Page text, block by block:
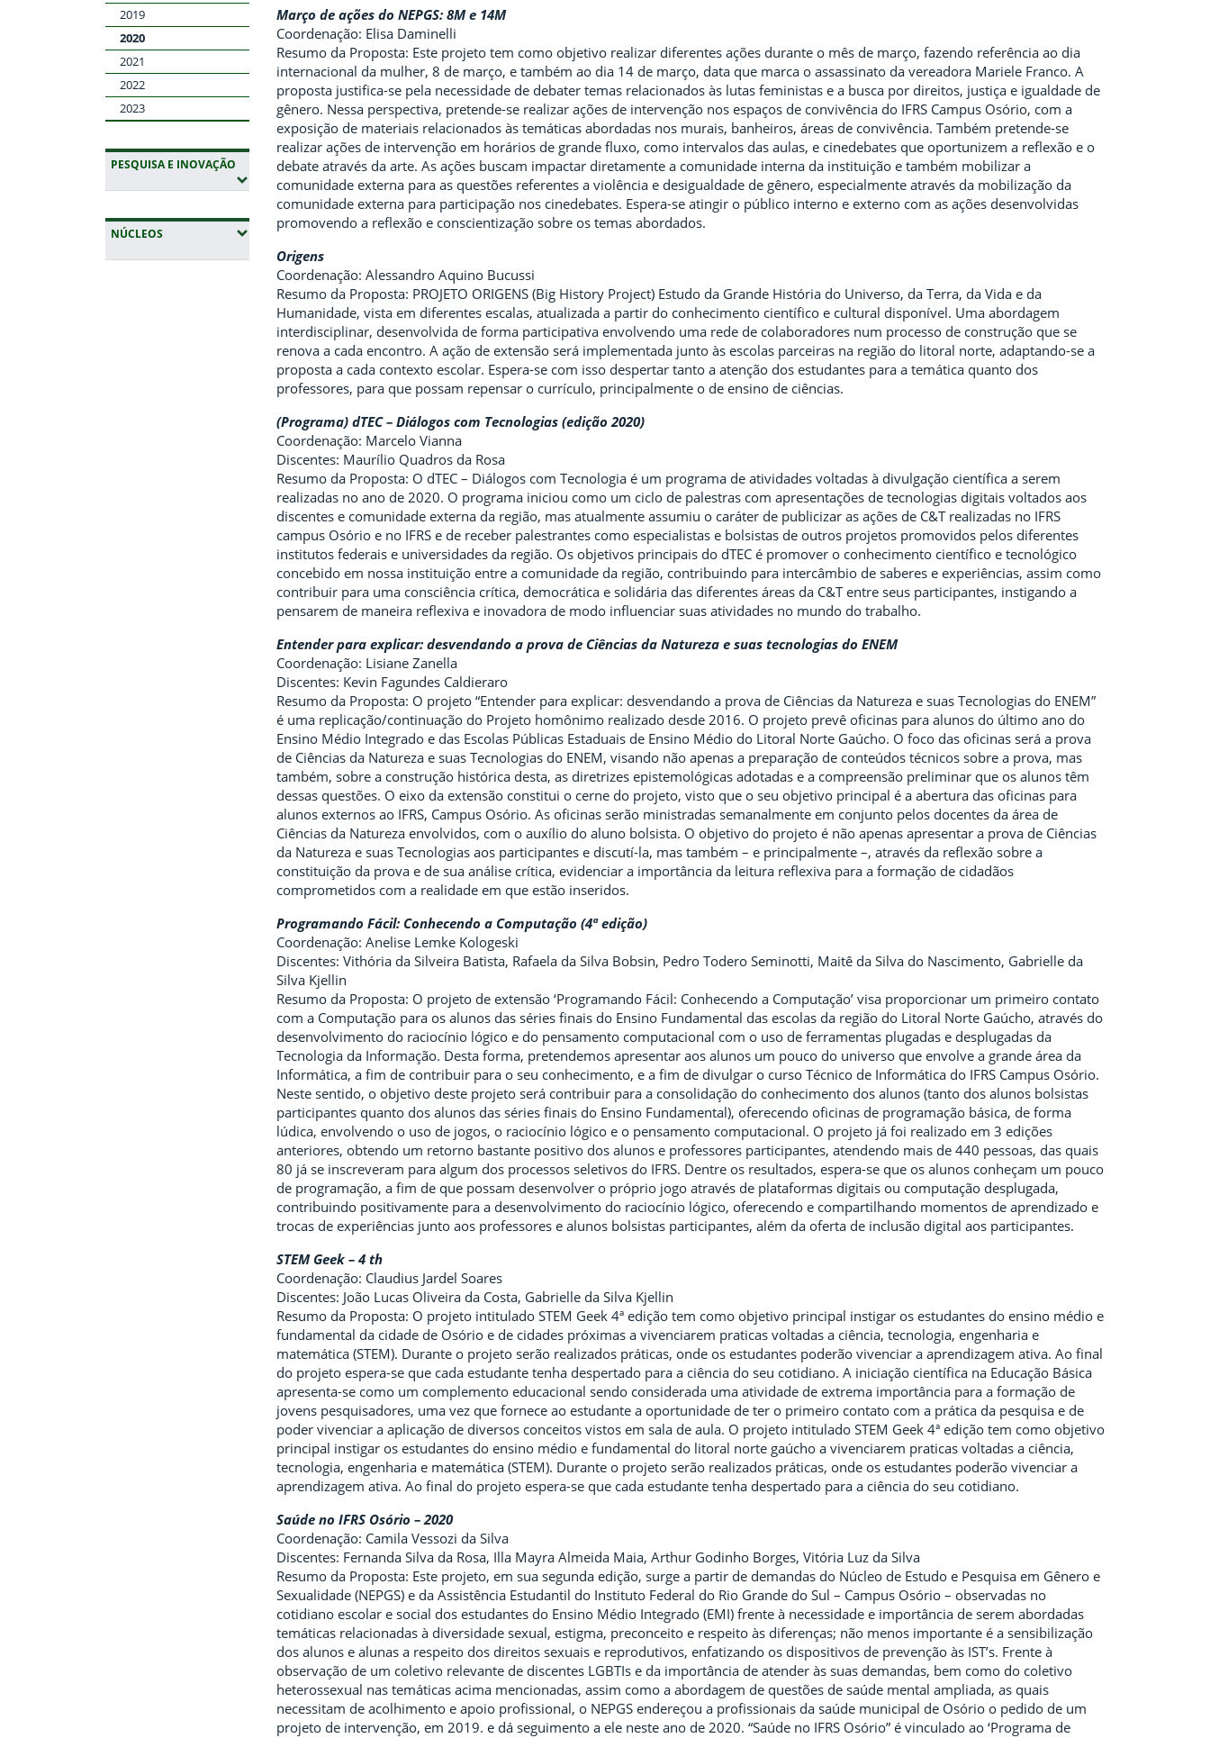
2019
2020
2021
2022
2023
PESQUISA E INOVAÇÃO (EXPANDIR SUBMENUS)
NÚCLEOS (EXPANDIR SUBMENUS)
Março de ações do NEPGS: 8M e 14M
Coordenação: Elisa Daminelli
Resumo da Proposta: Este projeto tem como objetivo realizar diferentes ações durante o mês de março, fazendo referência ao dia
internacional da mulher, 8 de março, e também ao dia 14 de março, data que marca o assassinato da vereadora Mariele Franco. A
proposta justifica-se pela necessidade de debater temas relacionados às lutas feministas e a busca por direitos, justiça e igualdade de
gênero. Nessa perspectiva, pretende-se realizar ações de intervenção nos espaços de convivência do IFRS Campus Osório, com a
exposição de materiais relacionados às temáticas abordadas nos murais, banheiros, áreas de convivência. Também pretende-se
realizar ações de intervenção em horários de grande fluxo, como intervalos das aulas, e cinedebates que oportunizem a reflexão e o
debate através da arte. As ações buscam impactar diretamente a comunidade interna da instituição e também mobilizar a
comunidade externa para as questões referentes a violência e desigualdade de gênero, especialmente através da mobilização da
comunidade externa para participação nos cinedebates. Espera-se atingir o público interno e externo com as ações desenvolvidas
promovendo a reflexão e conscientização sobre os temas abordados.
Origens
Coordenação: Alessandro Aquino Bucussi
Resumo da Proposta: PROJETO ORIGENS (Big History Project) Estudo da Grande História do Universo, da Terra, da Vida e da
Humanidade, vista em diferentes escalas, atualizada a partir do conhecimento científico e cultural disponível. Uma abordagem
interdisciplinar, desenvolvida de forma participativa envolvendo uma rede de colaboradores num processo de construção que se
renova a cada encontro. A ação de extensão será implementada junto às escolas parceiras na região do litoral norte, adaptando-se a
proposta a cada contexto escolar. Espera-se com isso despertar tanto a atenção dos estudantes para a temática quanto dos
professores, para que possam repensar o currículo, principalmente o de ensino de ciências.
(Programa) dTEC – Diálogos com Tecnologias (edição 2020)
Coordenação: Marcelo Vianna
Discentes: Maurílio Quadros da Rosa
Resumo da Proposta: O dTEC – Diálogos com Tecnologia é um programa de atividades voltadas à divulgação científica a serem
realizadas no ano de 2020. O programa iniciou como um ciclo de palestras com apresentações de tecnologias digitais voltados aos
discentes e comunidade externa da região, mas atualmente assumiu o caráter de publicizar as ações de C&T realizadas no IFRS
campus Osório e no IFRS e de receber palestrantes como especialistas e bolsistas de outros projetos promovidos pelos diferentes
institutos federais e universidades da região. Os objetivos principais do dTEC é promover o conhecimento científico e tecnológico
concebido em nossa instituição entre a comunidade da região, contribuindo para intercâmbio de saberes e experiências, assim como
contribuir para uma consciência crítica, democrática e solidária das diferentes áreas da C&T entre seus participantes, instigando a
pensarem de maneira reflexiva e inovadora de modo influenciar suas atividades no mundo do trabalho.
Entender para explicar: desvendando a prova de Ciências da Natureza e suas tecnologias do ENEM
Coordenação: Lisiane Zanella
Discentes: Kevin Fagundes Caldieraro
Resumo da Proposta: O projeto “Entender para explicar: desvendando a prova de Ciências da Natureza e suas Tecnologias do ENEM”
é uma replicação/continuação do Projeto homônimo realizado desde 2016. O projeto prevê oficinas para alunos do último ano do
Ensino Médio Integrado e das Escolas Públicas Estaduais de Ensino Médio do Litoral Norte Gaúcho. O foco das oficinas será a prova
de Ciências da Natureza e suas Tecnologias do ENEM, visando não apenas a preparação de conteúdos técnicos sobre a prova, mas
também, sobre a construção histórica desta, as diretrizes epistemológicas adotadas e a compreensão preliminar que os alunos têm
dessas questões. O eixo da extensão constitui o cerne do projeto, visto que o seu objetivo principal é a abertura das oficinas para
alunos externos ao IFRS, Campus Osório. As oficinas serão ministradas semanalmente em conjunto pelos docentes da área de
Ciências da Natureza envolvidos, com o auxílio do aluno bolsista. O objetivo do projeto é não apenas apresentar a prova de Ciências
da Natureza e suas Tecnologias aos participantes e discutí-la, mas também – e principalmente –, através da reflexão sobre a
constituição da prova e de sua análise crítica, evidenciar a importância da leitura reflexiva para a formação de cidadãos
comprometidos com a realidade em que estão inseridos.
Programando Fácil: Conhecendo a Computação (4ª edição)
Coordenação: Anelise Lemke Kologeski
Discentes: Vithória da Silveira Batista, Rafaela da Silva Bobsin, Pedro Todero Seminotti, Maitê da Silva do Nascimento, Gabrielle da
Silva Kjellin
Resumo da Proposta: O projeto de extensão ‘Programando Fácil: Conhecendo a Computação’ visa proporcionar um primeiro contato
com a Computação para os alunos das séries finais do Ensino Fundamental das escolas da região do Litoral Norte Gaúcho, através do
desenvolvimento do raciocínio lógico e do pensamento computacional com o uso de ferramentas plugadas e desplugadas da
Tecnologia da Informação. Desta forma, pretendemos apresentar aos alunos um pouco do universo que envolve a grande área da
Informática, a fim de contribuir para o seu conhecimento, e a fim de divulgar o curso Técnico de Informática do IFRS Campus Osório.
Neste sentido, o objetivo deste projeto será contribuir para a consolidação do conhecimento dos alunos (tanto dos alunos bolsistas
participantes quanto dos alunos das séries finais do Ensino Fundamental), oferecendo oficinas de programação básica, de forma
lúdica, envolvendo o uso de jogos, o raciocínio lógico e o pensamento computacional. O projeto já foi realizado em 3 edições
anteriores, obtendo um retorno bastante positivo dos alunos e professores participantes, atendendo mais de 440 pessoas, das quais
80 já se inscreveram para algum dos processos seletivos do IFRS. Dentre os resultados, espera-se que os alunos conheçam um pouco
de programação, a fim de que possam desenvolver o próprio jogo através de plataformas digitais ou computação desplugada,
contribuindo positivamente para a desenvolvimento do raciocínio lógico, oferecendo e compartilhando momentos de aprendizado e
trocas de experiências junto aos professores e alunos bolsistas participantes, além da oferta de inclusão digital aos participantes.
STEM Geek – 4 th
Coordenação: Claudius Jardel Soares
Discentes: João Lucas Oliveira da Costa, Gabrielle da Silva Kjellin
Resumo da Proposta: O projeto intitulado STEM Geek 4ª edição tem como objetivo principal instigar os estudantes do ensino médio e
fundamental da cidade de Osório e de cidades próximas a vivenciarem praticas voltadas a ciência, tecnologia, engenharia e
matemática (STEM). Durante o projeto serão realizados práticas, onde os estudantes poderão vivenciar a aprendizagem ativa. Ao final
do projeto espera-se que cada estudante tenha despertado para a ciência do seu cotidiano. A iniciação científica na Educação Básica
apresenta-se como um complemento educacional sendo considerada uma atividade de extrema importância para a formação de
jovens pesquisadores, uma vez que fornece ao estudante a oportunidade de ter o primeiro contato com a prática da pesquisa e de
poder vivenciar a aplicação de diversos conceitos vistos em sala de aula. O projeto intitulado STEM Geek 4ª edição tem como objetivo
principal instigar os estudantes do ensino médio e fundamental do litoral norte gaúcho a vivenciarem praticas voltadas a ciência,
tecnologia, engenharia e matemática (STEM). Durante o projeto serão realizados práticas, onde os estudantes poderão vivenciar a
aprendizagem ativa. Ao final do projeto espera-se que cada estudante tenha despertado para a ciência do seu cotidiano.
Saúde no IFRS Osório – 2020
Coordenação: Camila Vessozi da Silva
Discentes: Fernanda Silva da Rosa, Illa Mayra Almeida Maia, Arthur Godinho Borges, Vitória Luz da Silva
Resumo da Proposta: Este projeto, em sua segunda edição, surge a partir de demandas do Núcleo de Estudo e Pesquisa em Gênero e
Sexualidade (NEPGS) e da Assistência Estudantil do Instituto Federal do Rio Grande do Sul – Campus Osório – observadas no
cotidiano escolar e social dos estudantes do Ensino Médio Integrado (EMI) frente à necessidade e importância de serem abordadas
temáticas relacionadas à diversidade sexual, estigma, preconceito e respeito às diferenças; não menos importante é a sensibilização
dos alunos e alunas a respeito dos direitos sexuais e reprodutivos, enfatizando os dispositivos de prevenção às IST’s. Frente à
observação de um coletivo relevante de discentes LGBTIs e da importância de atender às suas demandas, bem como do coletivo
heterossexual nas temáticas acima mencionadas, assim como a abordagem de questões de saúde mental ampliada, as quais
necessitam de acolhimento e apoio profissional, o NEPGS endereçou a profissionais da saúde municipal de Osório o pedido de um
projeto de intervenção, em 2019. e dá seguimento a ele neste ano de 2020. “Saúde no IFRS Osório” é vinculado ao ‘Programa de